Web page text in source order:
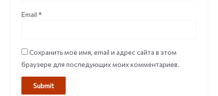
Email *
Сохранить моё имя, email и адрес сайта в этом
браузере для последующих моих комментариев.